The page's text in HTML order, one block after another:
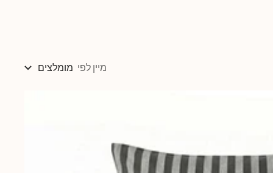
מיין לפי מומלצים